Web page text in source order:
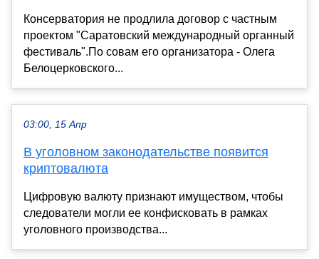
Консерватория не продлила договор с частным
проектом "Саратовский международный органный
фестиваль".По совам его организатора - Олега
Белоцерковского...
03:00, 15 Апр
В уголовном законодательстве появится
криптовалюта
Цифровую валюту признают имуществом, чтобы
следователи могли ее конфисковать в рамках
уголовного производства...